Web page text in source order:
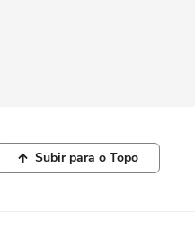
Subir para o Topo